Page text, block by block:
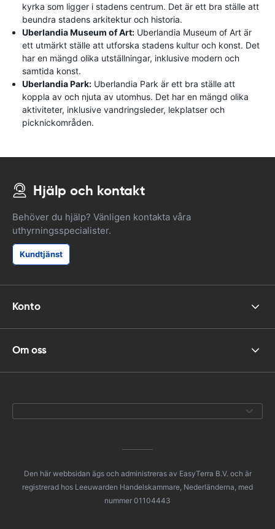
kyrka som ligger i stadens centrum. Det är ett bra ställe att
beundra stadens arkitektur och historia.
Uberlandia Museum of Art: Uberlandia Museum of Art är
ett utmärkt ställe att utforska stadens kultur och konst. Det
har en mängd olika utställningar, inklusive modern och
samtida konst.
Uberlandia Park: Uberlandia Park är ett bra ställe att
koppla av och njuta av utomhus. Det har en mängd olika
aktiviteter, inklusive vandringsleder, lekplatser och
picknickområden.
Hjälp och kontakt
Behöver du hjälp? Vänligen kontakta våra
uthyrningsspecialister.
Kundtjänst
Konto
Om oss
Den här webbsidan ägs och administreras av EasyTerra B.V. och är
registrerad hos Leeuwarden Handelskammare, Nederländerna, med
nummer 01104443